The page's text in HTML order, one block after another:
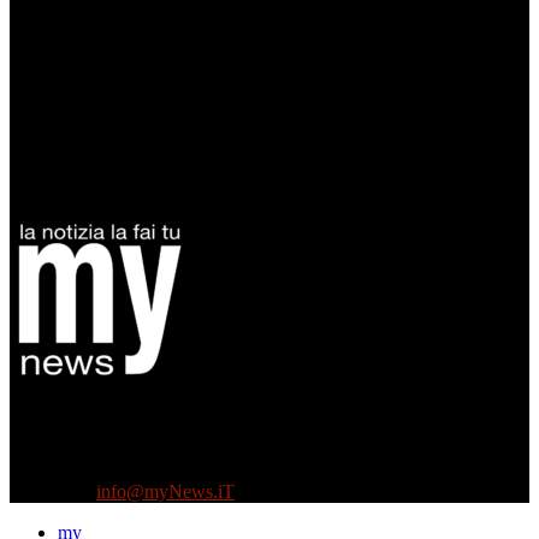
info@myNews.iT
my